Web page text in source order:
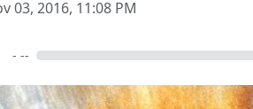
03, 2016, 11:08 PM
- --